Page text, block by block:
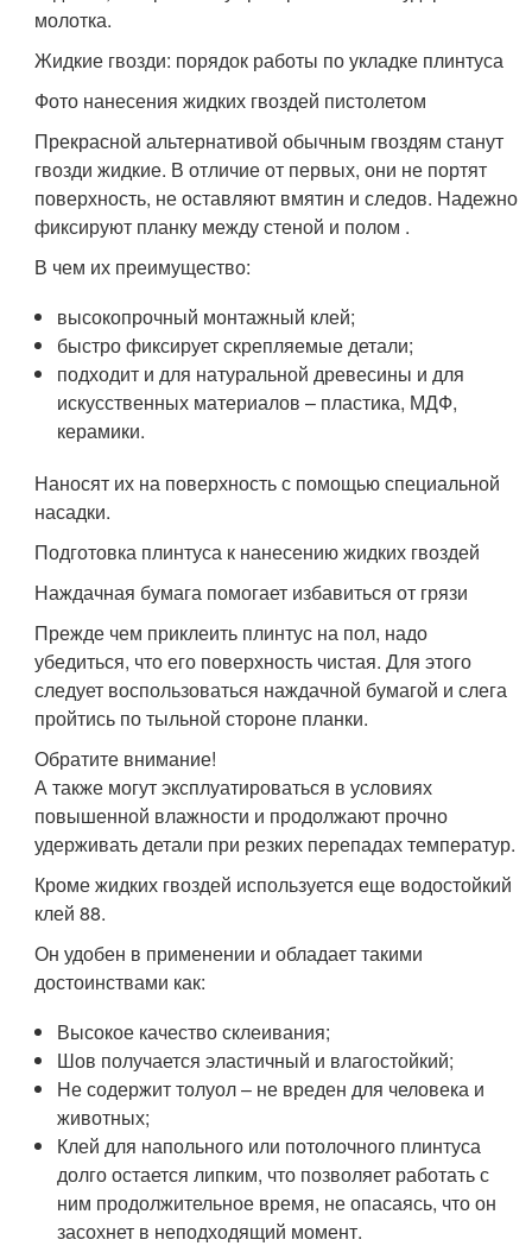
молотка.
Жидкие гвозди: порядок работы по укладке плинтуса
Фото нанесения жидких гвоздей пистолетом
Прекрасной альтернативой обычным гвоздям станут
гвозди жидкие. В отличие от первых, они не портят
поверхность, не оставляют вмятин и следов. Надежно
фиксируют планку между стеной и полом .
В чем их преимущество:
высокопрочный монтажный клей;
быстро фиксирует скрепляемые детали;
подходит и для натуральной древесины и для
искусственных материалов – пластика, МДФ,
керамики.
Наносят их на поверхность с помощью специальной
насадки.
Подготовка плинтуса к нанесению жидких гвоздей
Наждачная бумага помогает избавиться от грязи
Прежде чем приклеить плинтус на пол, надо
убедиться, что его поверхность чистая. Для этого
следует воспользоваться наждачной бумагой и слега
пройтись по тыльной стороне планки.
Обратите внимание!
А также могут эксплуатироваться в условиях
повышенной влажности и продолжают прочно
удерживать детали при резких перепадах температур.
Кроме жидких гвоздей используется еще водостойкий
клей 88.
Он удобен в применении и обладает такими
достоинствами как:
Высокое качество склеивания;
Шов получается эластичный и влагостойкий;
Не содержит толуол – не вреден для человека и
животных;
Клей для напольного или потолочного плинтуса
долго остается липким, что позволяет работать с
ним продолжительное время, не опасаясь, что он
засохнет в неподходящий момент.